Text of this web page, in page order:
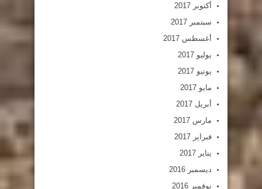
أكتوبر 2017
سبتمبر 2017
أغسطس 2017
يوليو 2017
يونيو 2017
مايو 2017
أبريل 2017
مارس 2017
فبراير 2017
يناير 2017
ديسمبر 2016
نوفمبر 2016